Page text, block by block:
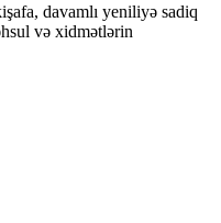
davamlı yeniliyə sadiq
və xidmətlərin